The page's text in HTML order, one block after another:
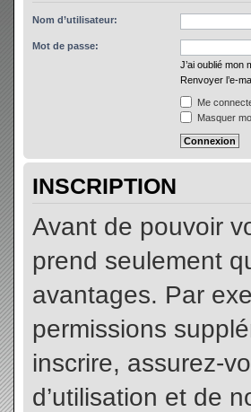
Nom d’utilisateur:
Mot de passe:
J’ai oublié mon
Renvoyer l’e-
Me
Masquer
INSCRIPTION
Avant de pouvoir
prend seulement
avantages. Par
permissions
inscrire, assurez-
d’utilisation et de